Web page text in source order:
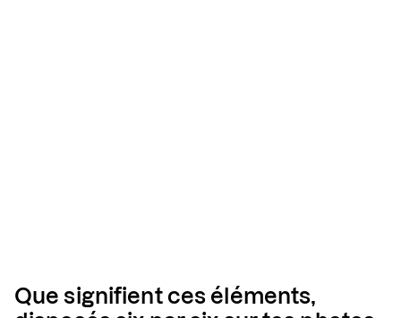
Que signifient ces éléments,